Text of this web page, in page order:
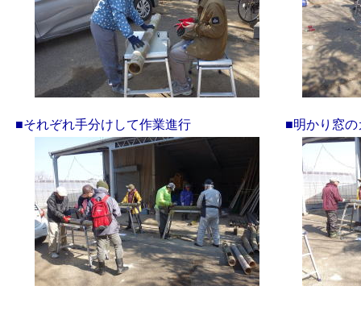
■それぞれ手分けして作業進行 ■明かり窓